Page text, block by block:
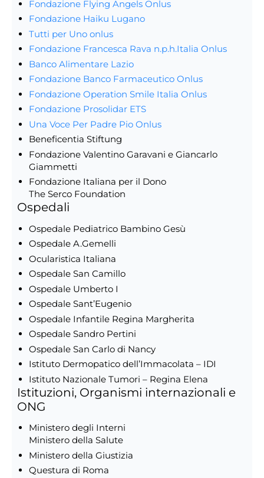
Fondazione Flying Angels Onlus
Fondazione Haiku Lugano
Tutti per Uno onlus
Fondazione Francesca Rava n.p.h.Italia Onlus
Banco Alimentare Lazio
Fondazione Banco Farmaceutico Onlus
Fondazione Operation Smile Italia Onlus
Fondazione Prosolidar ETS
Una Voce Per Padre Pio Onlus
Beneficentia Stiftung
Fondazione Valentino Garavani e Giancarlo
Giammetti
Fondazione Italiana per il Dono
The Serco Foundation
Ospedali
Ospedale Pediatrico Bambino Gesù
Ospedale A.Gemelli
Ocularistica Italiana
Ospedale San Camillo
Ospedale Umberto I
Ospedale Sant’Eugenio
Ospedale Infantile Regina Margherita
Ospedale Sandro Pertini
Ospedale San Carlo di Nancy
Istituto Dermopatico dell’Immacolata – IDI
Istituto Nazionale Tumori – Regina Elena
Istituzioni, Organismi internazionali e
ONG
Ministero degli Interni
Ministero della Salute
Ministero della Giustizia
Questura di Roma